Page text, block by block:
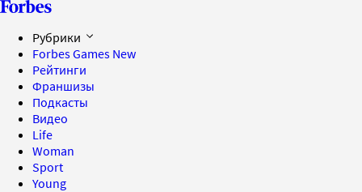
Рубрики
Forbes Games New
Рейтинги
Франшизы
Подкасты
Видео
Life
Woman
Sport
Young